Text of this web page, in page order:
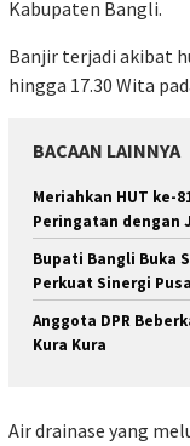
Kabupaten Bangli.
Banjir terjadi akibat
hingga 17.30 Wita
BACAAN LAINNYA
Meriahkan HUT ke-
Peringatan dengan
Bupati Bangli Buka
Perkuat Sinergi
Anggota DPR
Kura Kura
Air drainase yang